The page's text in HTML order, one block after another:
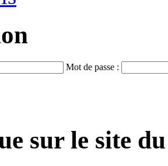
Mot de passe :
sur le site